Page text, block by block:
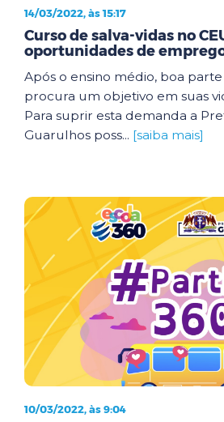
14/03/2022, às 15:17
Curso de salva-vidas no
oportunidades de
Após o ensino médio, boa
procura um objetivo em suas
Para suprir esta demanda a
Guarulhos poss... [saiba mais]
10/03/2022, às 9:04